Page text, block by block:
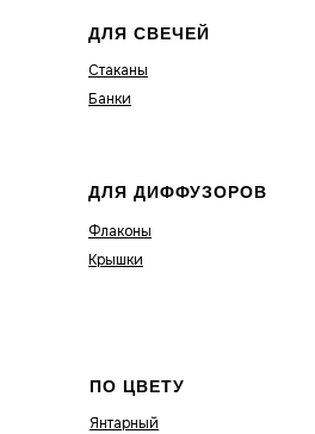
ДЛЯ СВЕЧЕЙ
Стаканы
Банки
ДЛЯ ДИФФУЗОРОВ
Флаконы
Крышки
ПО ЦВЕТУ
Янтарный